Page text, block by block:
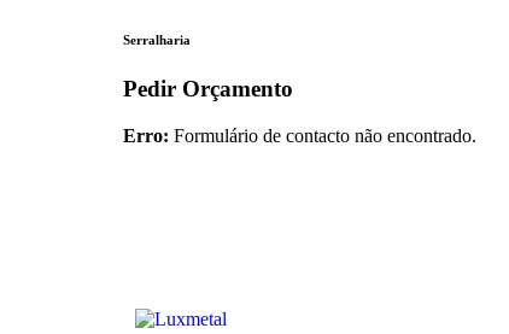
Serralharia
Pedir Orçamento
Erro: Formulário de contacto não encontrado.